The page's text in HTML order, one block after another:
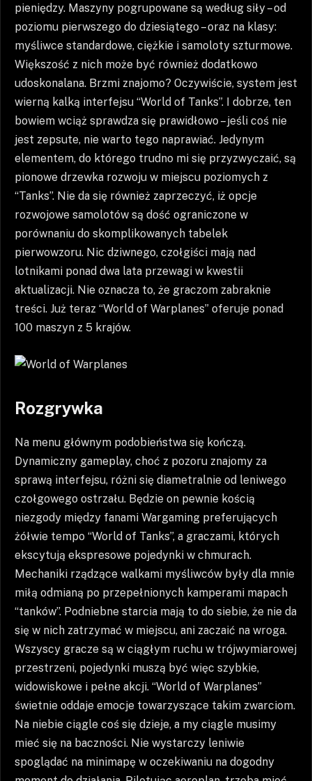
pieniędzy. Maszyny pogrupowane są według siły – od
poziomu pierwszego do dziesiątego – oraz na klasy:
myśliwce standardowe, ciężkie i samoloty szturmowe.
Większość z nich może być również dodatkowo
udoskonalana. Brzmi znajomo? Oczywiście, system jest
wierną kalką interfejsu “World of Tanks”. I dobrze, ten
bowiem wciąż sprawdza się prawidłowo – jeśli coś nie
jest zepsute, nie warto tego naprawiać. Jedynym
elementem, do którego trudno mi się przyzwyczaić, są
pionowe drzewka rozwoju w miejscu poziomych z
“Tanks”. Nie da się również zaprzeczyć, iż opcje
rozwojowe samolotów są dość ograniczone w
porównaniu do skomplikowanych tabelek
pierwowzoru. Nic dziwnego, czołgiści mają nad
lotnikami ponad dwa lata przewagi w kwestii
aktualizacji. Nie oznacza to, że graczom zabraknie
treści. Już teraz “World of Warplanes” oferuje ponad
100 maszyn z 5 krajów.
Rozgrywka
Na menu głównym podobieństwa się kończą.
Dynamiczny gameplay, choć z pozoru znajomy za
sprawą interfejsu, różni się diametralnie od leniwego
czołgowego ostrzału. Będzie on pewnie kością
niezgody między fanami Wargaming preferujących
żółwie tempo “World of Tanks”, a graczami, których
ekscytują ekspresowe pojedynki w chmurach.
Mechaniki rządzące walkami myśliwców były dla mnie
miłą odmianą po przepełnionych kamperami mapach
“tanków”. Podniebne starcia mają to do siebie, że nie da
się w nich zatrzymać w miejscu, ani zaczaić na wroga.
Wszyscy gracze są w ciągłym ruchu w trójwymiarowej
przestrzeni, pojedynki muszą być więc szybkie,
widowiskowe i pełne akcji. “World of Warplanes”
świetnie oddaje emocje towarzyszące takim zwarciom.
Na niebie ciągle coś się dzieje, a my ciągle musimy
mieć się na baczności. Nie wystarczy leniwie
spoglądać na minimapę w oczekiwaniu na dogodny